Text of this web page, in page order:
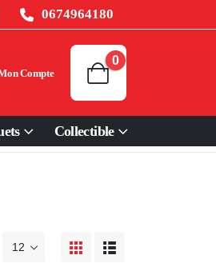
0674964180
Compte
0
Collectible